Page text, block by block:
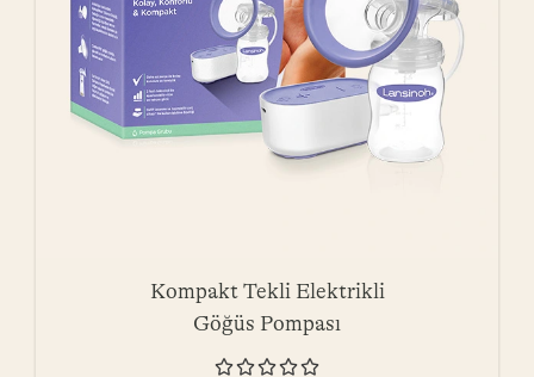
Kompakt Tekli Elektrikli
Göğüs Pompası
